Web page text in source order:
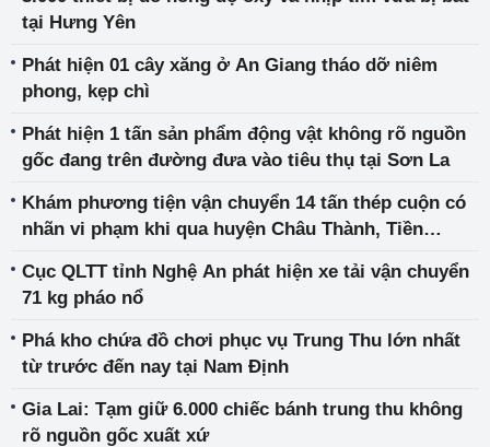
tại Hưng Yên
Phát hiện 01 cây xăng ở An Giang tháo dỡ niêm
phong, kẹp chì
Phát hiện 1 tấn sản phẩm động vật không rõ nguồn
gốc đang trên đường đưa vào tiêu thụ tại Sơn La
Khám phương tiện vận chuyển 14 tấn thép cuộn có
nhãn vi phạm khi qua huyện Châu Thành, Tiền
Cục QLTT tỉnh Nghệ An phát hiện xe tải vận chuyển
71 kg pháo nổ
Phá kho chứa đồ chơi phục vụ Trung Thu lớn nhất
từ trước đến nay tại Nam Định
Gia Lai: Tạm giữ 6.000 chiếc bánh trung thu không
rõ nguồn gốc xuất xứ